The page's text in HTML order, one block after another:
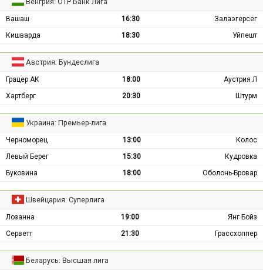
Вашаш 16:30
Залаэгерсег
Кишварда
18:30 Уйпешт
Австрия: Бундеслига
Грацер АК 18:00
Аустрия Л
Хартберг
20:30 Штурм
Украина: Премьер-лига
Черноморец 13:00
Колос
Левый Берег
15:30
Кудровка
Буковина
18:00 Оболонь-Бровар
Швейцария: Суперлига
Лозанна 19:00
Янг Бойз
Серветт
21:30 Грассхоппер
Беларусь: Высшая лига